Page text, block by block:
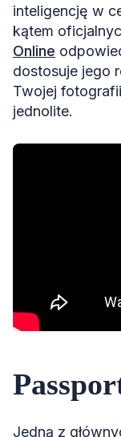
inteligencję w
kątem
Online
dostosuje jego
Twojej
jednolite.
Jedną z